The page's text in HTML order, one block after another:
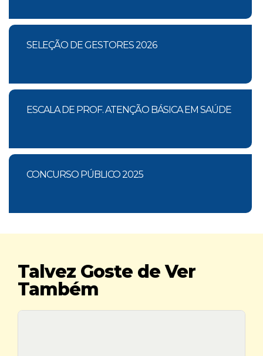
SELEÇÃO DE GESTORES 2026
ESCALA DE PROF. ATENÇÃO BÁSICA EM SAÚDE
CONCURSO PÚBLICO 2025
Talvez Goste de Ver
Também